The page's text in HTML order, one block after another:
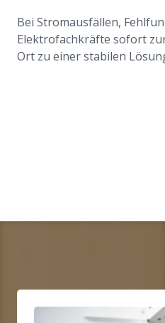
Bei Stromausfällen,
Elektrofachkräfte sofort
Ort zu einer stabilen